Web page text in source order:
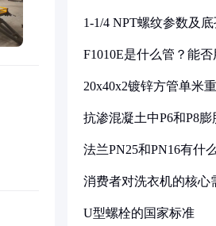
1-1/4 NPT螺纹参数及
F1010E是什么管？能否
20x40x2镀锌方管单米
抗渗混凝土中P6和P8
法兰PN25和PN16有什
消费者对洗衣机的核心
U型螺栓的国家标准